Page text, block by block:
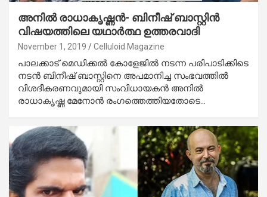
അനില്‍ രാധാകൃഷ്ണന്‍- ബിനീഷ് ബാസ്റ്റിന്‍
വിഷയത്തിലെ യഥാര്‍ത്ഥ ഉത്തരവാദി
November 1, 2019 Celluloid Magazine
പാലക്കാട് മെഡിക്കല്‍ കോളേജില്‍ നടന്ന പരിപാടിക്കിടെ
നടന്‍ ബിനീഷ് ബാസ്റ്റിനെ അപമാനിച്ച സംഭവത്തില്‍
വിശദീകരണവുമായി സംവിധായകന്‍ അനില്‍
രാധാകൃഷ്ണ മേനോന്‍ രംഗത്തെത്തിയതോടെ…